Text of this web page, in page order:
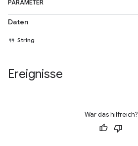
PARAMETER
Daten
String
Ereignisse
War das hilfreich?